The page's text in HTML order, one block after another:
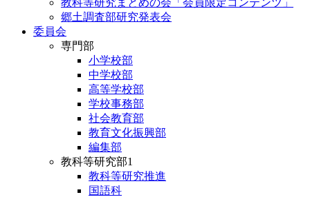
教科等研究まとめの会「会員限定コンテンツ」
郷土調査部研究発表会
委員会
専門部
小学校部
中学校部
高等学校部
学校事務部
社会教育部
教育文化振興部
編集部
教科等研究部1
教科等研究推進
国語科